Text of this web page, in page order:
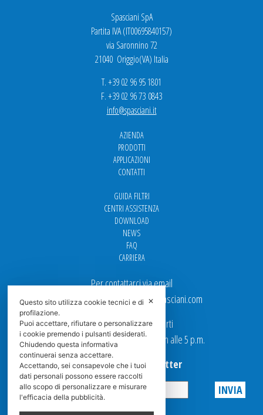
Spasciani SpA
Partita IVA (IT00695840157)
via Saronnino 72
21040 Origgio(VA) Italia
T. +39 02 96 95 1801
F. +39 02 96 73 0843
info@spasciani.it
AZIENDA
PRODOTTI
APPLICAZIONI
CONTATTI
GUIDA FILTRI
CENTRI ASSISTENZA
DOWNLOAD
NEWS
FAQ
CARRIERA
Per contattarci via email
Ufficio Vendite: italy.sales@spasciani.com
I nostri uffici sono aperti
dal Lunedi al Venerdi dalle 9 a.m alle 5 p.m.
Iscriviti alla Newsletter
Privacy
✕
Questo sito utilizza cookie tecnici e di
profilazione.
Puoi accettare, rifiutare o personalizzare
i cookie premendo i pulsanti desiderati.
Chiudendo questa informativa
continuerai senza accettare.
Accettando, sei consapevole che i tuoi
dati personali possono essere raccolti
allo scopo di personalizzare e misurare
l'efficacia della pubblicità.